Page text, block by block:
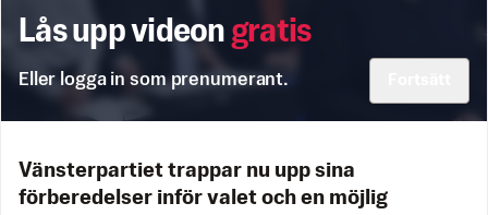
Lås upp videon gratis
Eller logga in som prenumerant.
Vänsterpartiet trappar nu upp sina
förberedelser inför valet och en möjlig